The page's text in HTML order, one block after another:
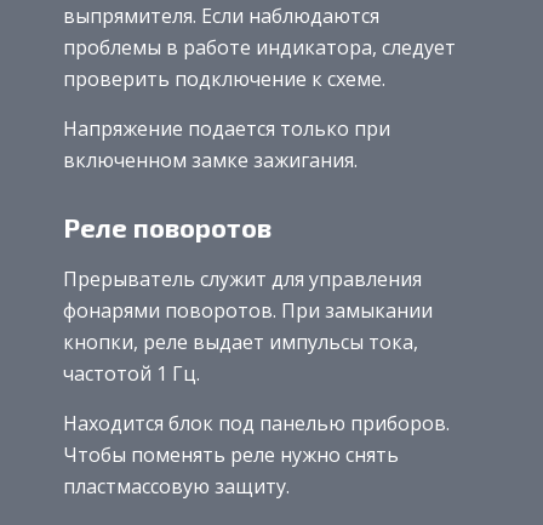
выпрямителя. Если наблюдаются
проблемы в работе индикатора, следует
проверить подключение к схеме.
Напряжение подается только при
включенном замке зажигания.
Реле поворотов
Прерыватель служит для управления
фонарями поворотов. При замыкании
кнопки, реле выдает импульсы тока,
частотой 1 Гц.
Находится блок под панелью приборов.
Чтобы поменять реле нужно снять
пластмассовую защиту.